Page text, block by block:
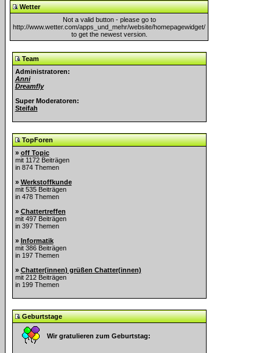
Wetter
Not a valid button - please go to
http://www.wetter.com/apps_und_mehr/website/homepagewidget/
to get the newest version.
Team
Administratoren:
Anni
Dreamfly
Super Moderatoren:
Steifah
TopForen
» off Topic
mit 1172 Beiträgen
in 874 Themen
» Werkstoffkunde
mit 535 Beiträgen
in 478 Themen
» Chattertreffen
mit 497 Beiträgen
in 397 Themen
» Informatik
mit 386 Beiträgen
in 197 Themen
» Chatter(innen) grüßen Chatter(innen)
mit 212 Beiträgen
in 199 Themen
Geburtstage
Wir gratulieren zum Geburtstag: